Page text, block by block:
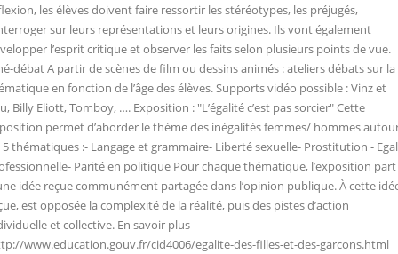
les élèves doivent faire ressortir les stéréotypes, les préjugés,
sur leurs représentations et leurs origines. Ils vont également
l’esprit critique et observer les faits selon plusieurs points de vue.
débat A partir de scènes de film ou dessins animés : ateliers débats sur la
en fonction de l’âge des élèves. Supports vidéo possible : Vinz et
Billy Eliott, Tomboy, …. Exposition : "L’égalité c’est pas sorcier" Cette
permet d’aborder le thème des inégalités femmes/ hommes
5 thématiques :- Langage et grammaire- Liberté sexuelle- Prostitution -
Parité en politique Pour chaque thématique, l’exposition part
idée reçue communément partagée dans l’opinion publique. À cette
est opposée la complexité de la réalité, puis des pistes d’action
et collective. En savoir plus
www.education.gouv.fr/cid4006/egalite-des-filles-et-des-